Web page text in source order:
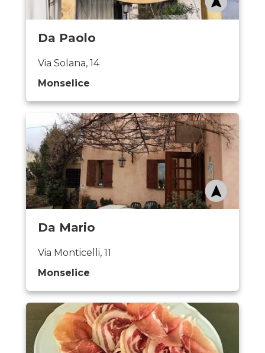
Da Paolo
Via Solana, 14
Monselice
Da Mario
Via Monticelli, 11
Monselice